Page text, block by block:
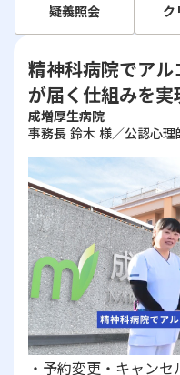
疑義照会 ク
精神科病院でア
が届く仕組みを実
成増厚生病院
事務長 鈴木 様／公認心
・予約変更・キャン